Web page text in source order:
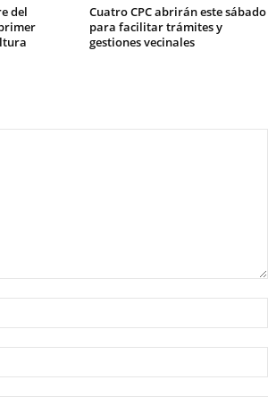
del
Cuatro CPC abrirán este sábado
para facilitar trámites y
gestiones vecinales